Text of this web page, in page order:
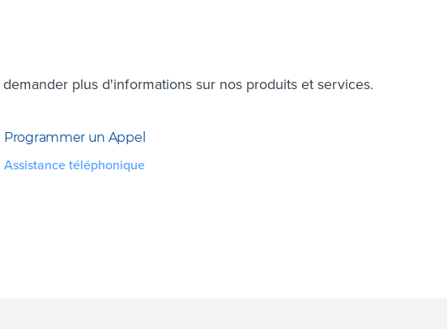
plus d'informations sur nos produits et services.
Programmer un Appel
Assistance téléphonique